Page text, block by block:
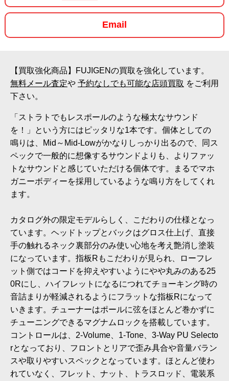
Email
【買取強化商品】FUJIGENの買取を強化しています。
無料メール査定や 予約なしでも可能な店頭買取 をご利用
下さい。
「ストラトでもレスポールのような極太なサウンド
を！」という方にはピッタリな1本です。個体としての
鳴りは、Mid～Mid-Lowがかなりしっかり出るので、同ス
ペックで一般的に想像するサウンドよりも、よりファッ
トなサウンドと感じていただける個体です。まるでマホ
ガニーボディーを採用しているような鳴り方をしてくれ
ます。
カタログ外の限定モデルらしく、こだわりの仕様となっ
ています。ヘッドトップとバックはグロス仕上げ、直接
手の触れるネック裏部分のみ使い心地を考え艶消し塗装
になっています。指板Rもこだわりが見られ、ローフレ
ット側ではコードを抑えやすいようにやや丸みのある25
0Rにし、ハイフレットになるにつれてチョーキング時の
音詰まりが軽減されるようにフラットな指板Rになって
いきます。チューナーはポールに弦をほとんど巻かずに
チューニングできるマグナムロックを搭載しています。
コントロールは、2-Volume、1-Tone、3-Way PU Selecto
rとなっており、フロントとリアで歪み具合や音量バラン
スや取りやすいスペックとなっています。ほとんど使わ
れていなく、フレット、ナット、トラスロッド、電装系